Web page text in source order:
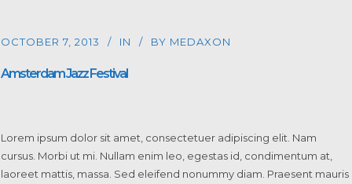
OCTOBER 7, 2013 IN BY MEDAXON
Amsterdam Jazz Festival
Lorem ipsum dolor sit amet, consectetuer adipiscing elit. Nam
cursus. Morbi ut mi. Nullam enim leo, egestas id, condimentum at,
laoreet mattis, massa. Sed eleifend nonummy diam. Praesent mauris